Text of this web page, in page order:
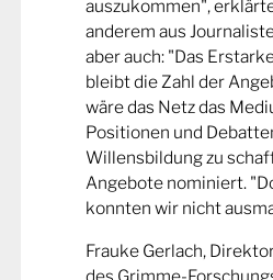
auszukommen",
anderem aus
aber auch: "Das
bleibt die Zahl der
wäre das Netz das
Positionen und
Willensbildung zu
Angebote nominiert.
konnten wir nicht
Frauke Gerlach,
des Grimme-